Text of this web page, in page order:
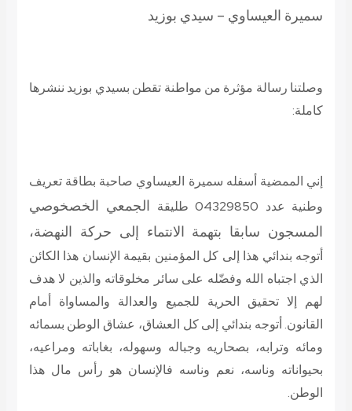
سميرة العيساوي – سيدي بوزيد
وصلتنا رسالة مؤثرة من مواطنة تقطن بسيدي بوزيد ننشرها
كاملة:
إني الممضية أسفله سميرة العيساوي صاحبة بطاقة تعريف
وطنية عدد 04329850 طليقة
الجمعي الخصخوصي
المسجون سابقا بتهمة الانتماء إلى حركة النهضة،
أتوجه بندائي هذا إلى كل المؤمنين بقيمة الإنسان هذا الكائن
الذي اجتباه الله وفضّله على سائر مخلوقاته والذين لا هدف
لهم إلا تحقيق الحرية للجميع والعدالة والمساواة أمام
القانون. أتوجه بندائي إلى كل العشاق، عشاق الوطن بسمائه
ومائه وترابه، بصحاريه وجباله وسهوله، بغاباته ومراعيه،
بحيواناته وناسه، نعم وناسه فالإنسان هو رأس مال هذا
الوطن.